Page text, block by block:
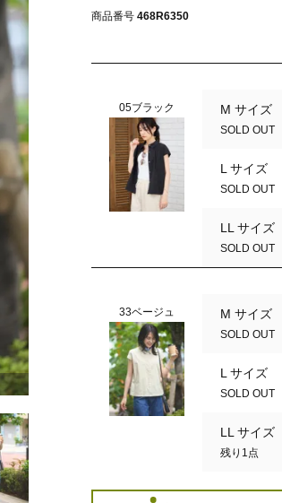
05ブラック
商品番号 468R6350
05ブラック M サイズ
SOLD OUT
L サイズ
SOLD OUT
LL サイズ
SOLD OUT
33ベージュ M サイズ
SOLD OUT
L サイズ
SOLD OUT
LL サイズ
残り1点